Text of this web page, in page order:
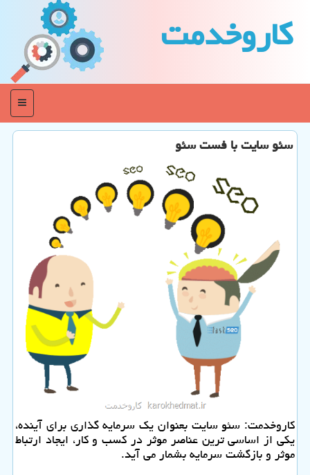
كاروخدمت
منو
سئو سایت با فست سئو
كاروخدمت: سئو سایت بعنوان یك سرمایه گذاری برای آینده،
یكی از اساسی ترین عناصر موثر در كسب و كار، ایجاد ارتباط
موثر و بازگشت سرمایه بشمار می آید.